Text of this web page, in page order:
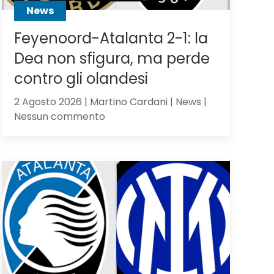
News
Feyenoord-Atalanta 2-1: la
Dea non sfigura, ma perde
contro gli olandesi
2 Agosto 2026 | Martino Cardani | News |
Nessun commentosu
2-
Dea
non
sfigura,
ma
perde